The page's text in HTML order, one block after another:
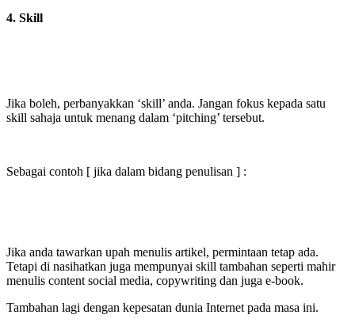
4. Skill
Jika boleh, perbanyakkan ‘skill’ anda. Jangan fokus kepada satu
skill sahaja untuk menang dalam ‘pitching’ tersebut.
Sebagai contoh [ jika dalam bidang penulisan ] :
Jika anda tawarkan upah menulis artikel, permintaan tetap ada.
Tetapi di nasihatkan juga mempunyai skill tambahan seperti mahir
menulis content social media, copywriting dan juga e-book.
Tambahan lagi dengan kepesatan dunia Internet pada masa ini.